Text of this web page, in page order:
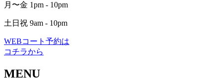
月〜金 1pm - 10pm
土日祝 9am - 10pm
WEBコート予約は
コチラから
MENU